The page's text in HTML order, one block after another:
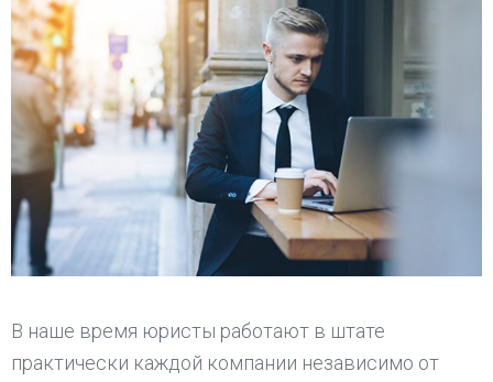
В наше время юристы работают в штате
практически каждой компании независимо от